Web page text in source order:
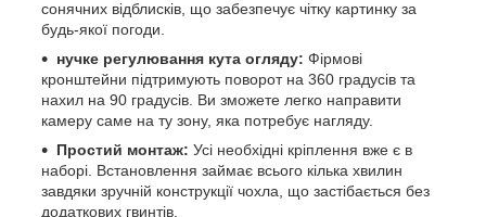
сонячних відблисків, що забезпечує чітку картинку за
будь-якої погоди.
нучке регулювання кута огляду: Фірмові
кронштейни підтримують поворот на 360 градусів та
нахил на 90 градусів. Ви зможете легко направити
камеру саме на ту зону, яка потребує нагляду.
Простий монтаж: Усі необхідні кріплення вже є в
наборі. Встановлення займає всього кілька хвилин
завдяки зручній конструкції чохла, що застібається без
додаткових гвинтів.